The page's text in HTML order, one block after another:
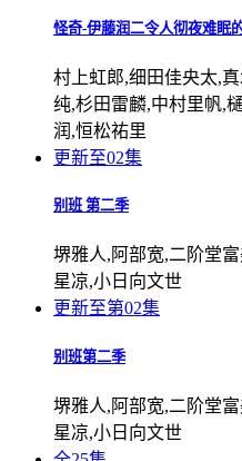
怪奇-伊藤润二令人彻夜难眠
村上虹郎,细田佳央太,
纯,杉田雷麟,中村里帆,
润,恒松祐里
更新至02集
别班 第二季
堺雅人,阿部宽,二阶堂
星凉,小日向文世
更新至第02集
别班第二季
堺雅人,阿部宽,二阶堂
星凉,小日向文世